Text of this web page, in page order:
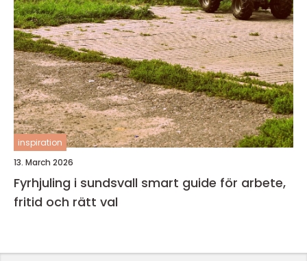
inspiration
13. March 2026
Fyrhjuling i sundsvall smart guide för arbete,
fritid och rätt val